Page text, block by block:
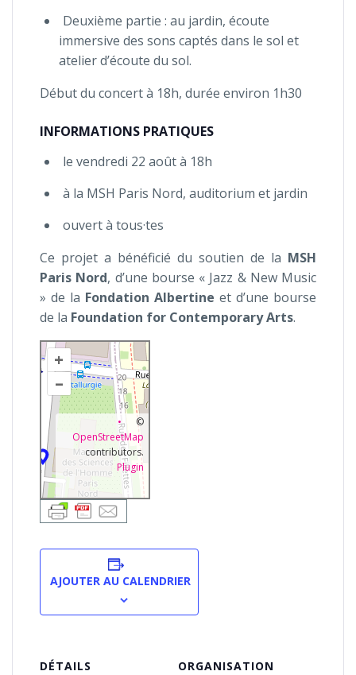
Deuxième partie : au jardin, écoute
immersive des sons captés dans le sol et
atelier d’écoute du sol.
Début du concert à 18h, durée environ 1h30
INFORMATIONS PRATIQUES
le vendredi 22 août à 18h
à la MSH Paris Nord, auditorium et jardin
ouvert à tous·tes
Ce projet a bénéficié du soutien de la MSH
Paris Nord, d’une bourse « Jazz & New Music
» de la Fondation Albertine et d’une bourse
de la Foundation for ContemporaryArts.
+
–
©
OpenStreetMap
contributors.
Plugin
AJOUTER AU CALENDRIER
DÉTAILS
ORGANISATION